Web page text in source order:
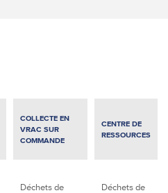
COLLECTE EN
VRAC SUR
COMMANDE
CENTRE DE
RESSOURCES
Déchets de
Déchets de